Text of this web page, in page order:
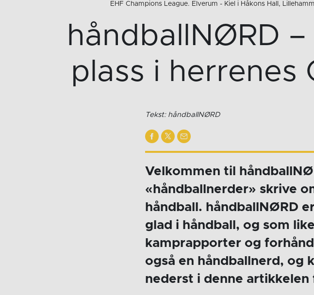
EHF Champions League. Elverum - Kiel i Håkons Hall,
håndballNØRD
plass i herrenes
Tekst: håndballNØRD
Velkommen til
«håndballnerder» skrive
håndball. håndballNØRD
glad i håndball, og som
kamprapporter og
også en håndballnerd, og
nederst i denne